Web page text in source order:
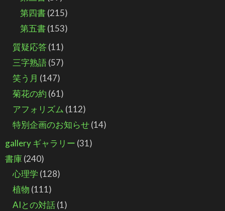
第四書(215)
第五書(153)
質疑応答(11)
三字熟語(57)
笑う月 (147)
菊花の約 (61)
アフォリズム (112)
特別企画のお知らせ(14)
gallery ギャラリー (31)
書庫(240)
心理学 (128)
植物 (111)
AIとの対話(1)